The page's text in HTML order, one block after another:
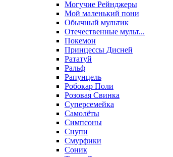
Могучие Рейнджеры
Мой маленький пони
Обычный мультик
Отечественные мульт...
Покемон
Принцессы Дисней
Рататуй
Ральф
Рапунцель
Робокар Поли
Розовая Свинка
Суперсемейка
Самолёты
Симпсоны
Снупи
Смурфики
Соник